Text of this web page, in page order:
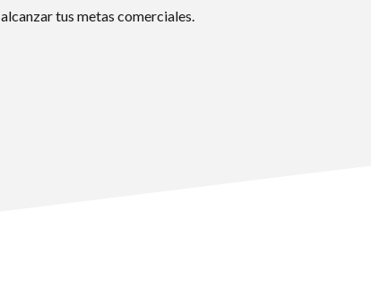
alcanzar tus metas comerciales.